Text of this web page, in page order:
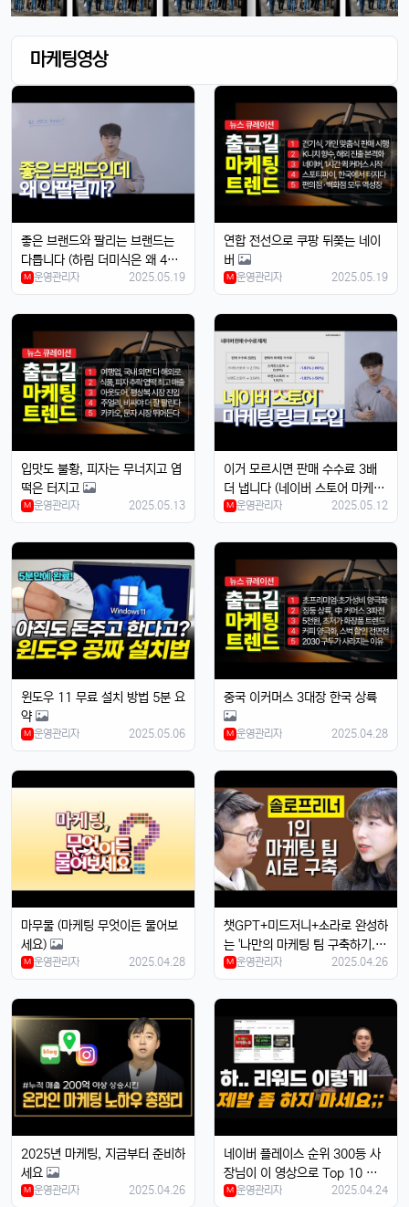
마케팅영상
좋은 브랜드와 팔리는 브랜드는
다릅니다 (하림 더미식은 왜 4천
억 적자를 냈을까?)
M 운영관리자 2025.05.19
연합 전선으로 쿠팡 뒤쫓는 네이
버
M 운영관리자 2025.05.19
입맛도 불황, 피자는 무너지고 엽
떡은 터지고
M 운영관리자 2025.05.13
이거 모르시면 판매 수수료 3배
더 냅니다 (네이버 스토어 마케팅
링크 정책)
M 운영관리자 2025.05.12
윈도우 11 무료 설치 방법 5분 요
약
M 운영관리자 2025.05.06
중국 이커머스 3대장 한국 상륙
M 운영관리자 2025.04.28
마무물 (마케팅 무엇이든 물어보
세요)
M 운영관리자 2025.04.28
챗GPT+미드저니+소라로 완성하
는 '나만의 마케팅 팀 구축하기.초
보자도 가능
M 운영관리자 2025.04.26
2025년 마케팅, 지금부터 준비하
세요
M 운영관리자 2025.04.26
네이버 플레이스 순위 300등 사
장님이 이 영상으로 Top 10 등극
M 운영관리자 2025.04.24
1 태양신13:32:50
새로 나온 아이폰 어때용? 기능 많이 좋아졌남?
1 달달구리13:32:50
1 빠르밍 13:32:50
맞아요, 특히 야간 모드가 대박임ㄷㄷㄷ